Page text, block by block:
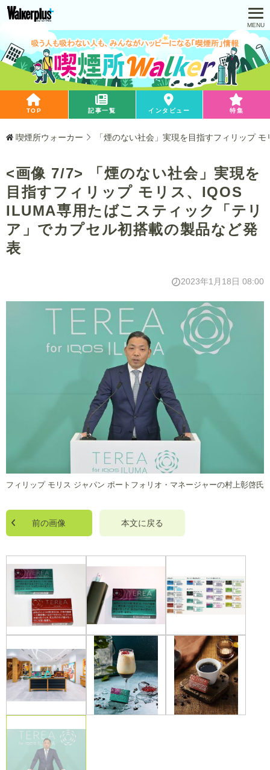
TOP 記事一覧 インタビュー 特集
喫煙所ウォーカー 「煙のない社会」実現を目指すフィリップ
<画像 7/7> 「煙のない社会」実現を
目指すフィリップ モリス、IQOS
ILUMA専用たばこスティック「テリ
ア」でカプセル初搭載の製品など発
表
2023年1月18日 08:00
フィリップ モリス ジャパン ポートフォリオ・マネージャーの村上彰啓氏
前の画像 本文に戻る